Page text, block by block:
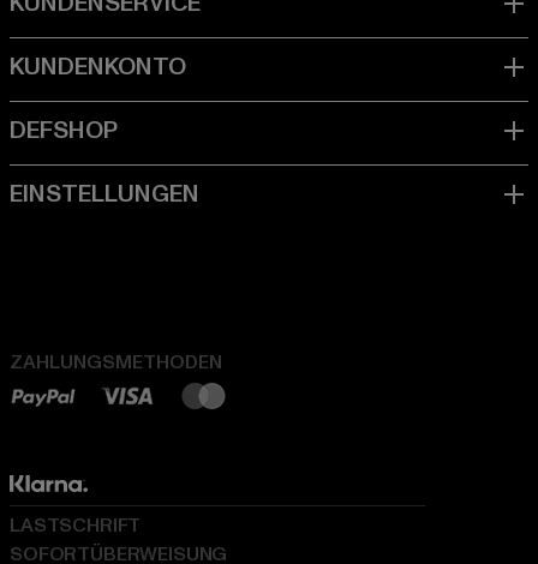
ZAHLUNGSMETHODEN
LASTSCHRIFT
SOFORTÜBERWEISUNG